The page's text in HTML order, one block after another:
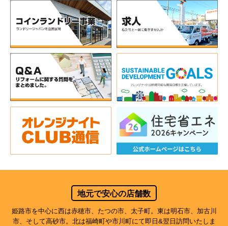
地元で安心の店舗数
姫路市を中心に西は赤穂市、たつの市、太子町。東は明石市、加古川
市、そして高砂市。北は福崎町や市川町にて即日&翌日訪問いたしま